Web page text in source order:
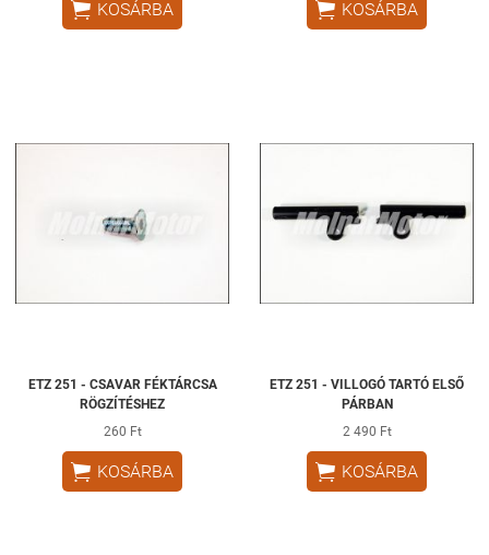
 KOSÁRBA  KOSÁRBA
ETZ 251 - CSAVAR FÉKTÁRCSA
RÖGZÍTÉSHEZ
260 Ft
 KOSÁRBA
ETZ 251 - VILLOGÓ TARTÓ ELSŐ
PÁRBAN
2 490 Ft
 KOSÁRBA